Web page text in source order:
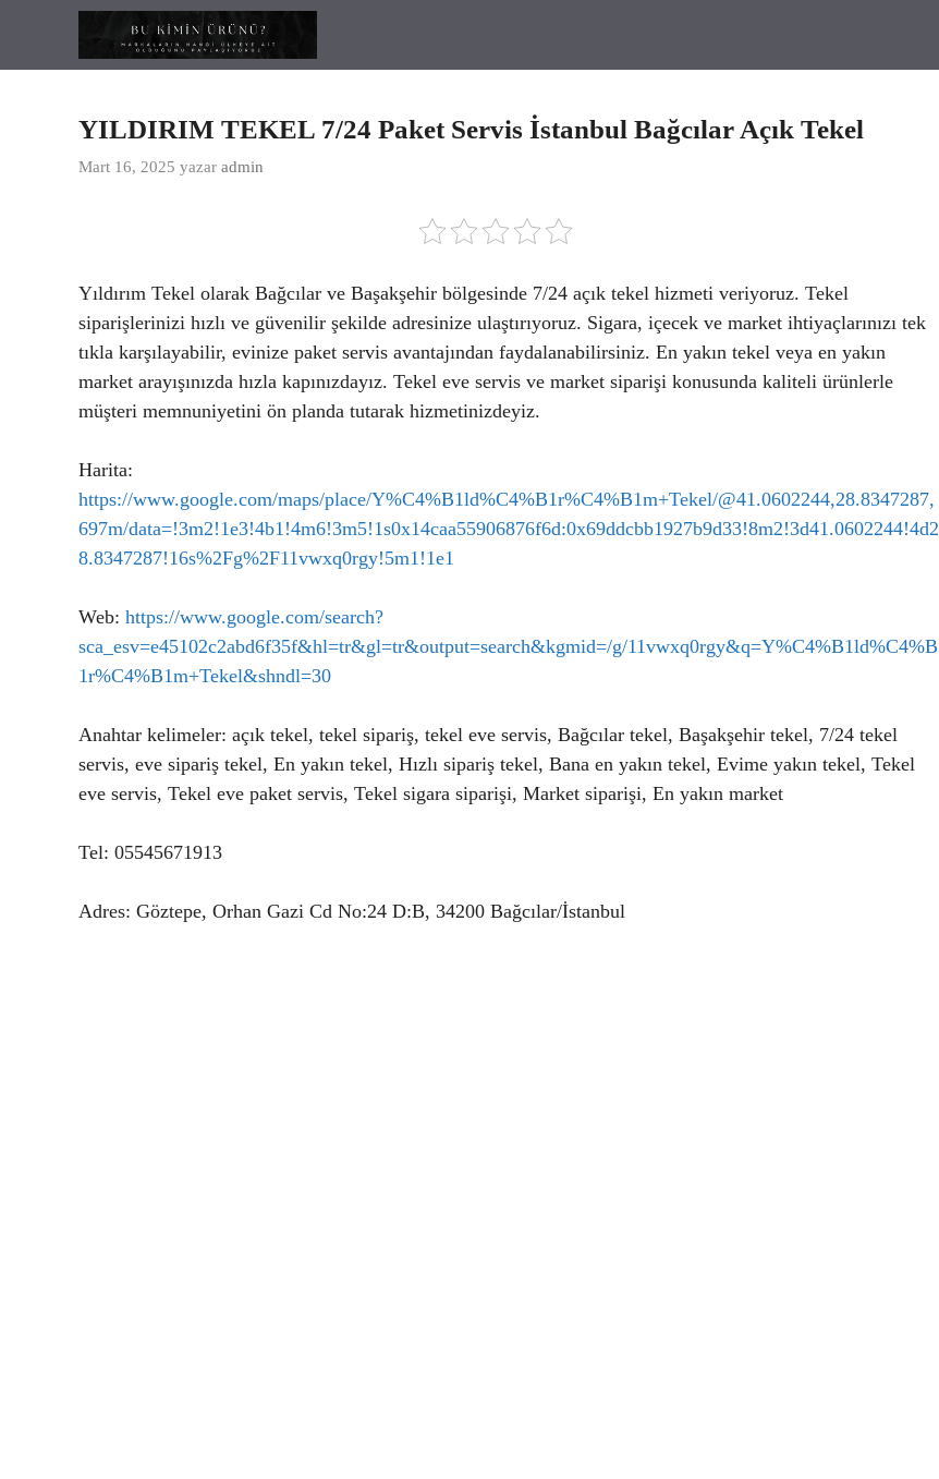
YILDIRIM TEKEL 7/24 Paket Servis İstanbul Bağcılar Açık Tekel
Mart 16, 2025 yazar admin
Yıldırım Tekel olarak Bağcılar ve Başakşehir bölgesinde 7/24 açık tekel hizmeti veriyoruz. Tekel
siparişlerinizi hızlı ve güvenilir şekilde adresinize ulaştırıyoruz. Sigara, içecek ve market ihtiyaçlarınızı tek
tıkla karşılayabilir, evinize paket servis avantajından faydalanabilirsiniz. En yakın tekel veya en yakın
market arayışınızda hızla kapınızdayız. Tekel eve servis ve market siparişi konusunda kaliteli ürünlerle
müşteri memnuniyetini ön planda tutarak hizmetinizdeyiz.
Harita:
https://www.google.com/maps/place/Y%C4%B1ld%C4%B1r%C4%B1m+Tekel/@41.0602244,28.8347287,
697m/data=!3m2!1e3!4b1!4m6!3m5!1s0x14caa55906876f6d:0x69ddcbb1927b9d33!8m2!3d41.0602244!4d2
8.8347287!16s%2Fg%2F11vwxq0rgy!5m1!1e1
Web: https://www.google.com/search?
sca_esv=e45102c2abd6f35f&hl=tr&gl=tr&output=search&kgmid=/g/11vwxq0rgy&q=Y%C4%B1ld%C4%B
1r%C4%B1m+Tekel&shndl=30
Anahtar kelimeler: açık tekel, tekel sipariş, tekel eve servis, Bağcılar tekel, Başakşehir tekel, 7/24 tekel
servis, eve sipariş tekel, En yakın tekel, Hızlı sipariş tekel, Bana en yakın tekel, Evime yakın tekel, Tekel
eve servis, Tekel eve paket servis, Tekel sigara siparişi, Market siparişi, En yakın market
Tel: 05545671913
Adres: Göztepe, Orhan Gazi Cd No:24 D:B, 34200 Bağcılar/İstanbul